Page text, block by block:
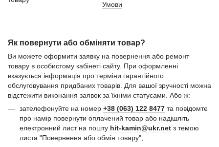
Умови
Як повернути або обміняти товар?
Ви можете оформити заявку на повернення або ремонт
товару в особистому кабінеті сайту. При оформленні
вказується інформація про терміни гарантійного
обслуговування придбаних товарів. Для вашої зручності можна
відстежити виконання заявок за їхніми статусами. Або ж:
зателефонуйте на номер +38 (063) 122 8477 та повідомте
про намір повернути оплачений товар або надішліть
електронний лист на пошту hit-kamin@ukr.net з темою
листа "Повернення або обмін товару";